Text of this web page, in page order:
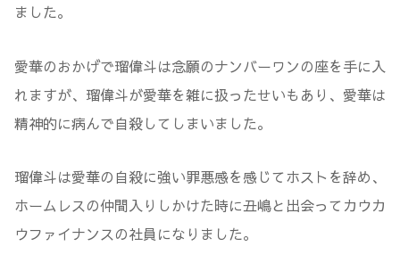
ました。
愛華のおかげで瑠偉斗は念願のナンバーワンの座を手に入
れますが、瑠偉斗が愛華を雑に扱ったせいもあり、愛華は
精神的に病んで自殺してしまいました。
瑠偉斗は愛華の自殺に強い罪悪感を感じてホストを辞め、
ホームレスの仲間入りしかけた時に丑嶋と出会ってカウカ
ウファイナンスの社員になりました。